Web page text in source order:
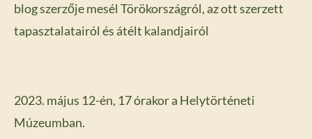
blog szerzője mesél Törökországról, az ott szerzett
tapasztalatairól és átélt kalandjairól
2023. május 12-én, 17 órakor a Helytörténeti
Múzeumban.